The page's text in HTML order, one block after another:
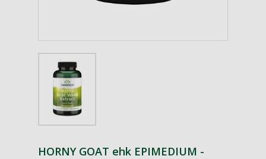
HORNY GOAT ehk EPIMEDIUM -